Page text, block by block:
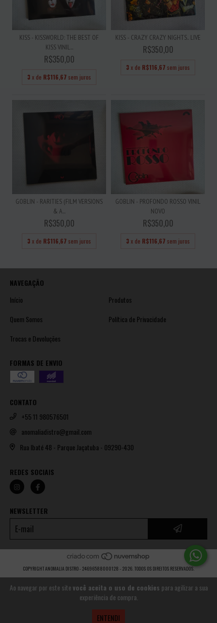
Ao navegar por este sitevocê aceita o uso de cookies para agilizar a sua
experiência de compra.
ENTENDI
KISS - KISSWORLD: THE BEST OF
KISS VINIL...
R$350,00
3 x de R$116,67 sem juros
KISS - CRAZY CRAZY NIGHTS.. LIVE
R$350,00
3 x de R$116,67 sem juros
GOBLIN - RARITIES (FILM VERSIONS
& A...
R$350,00
3 x de R$116,67 sem juros
GOBLIN - PROFONDO ROSSO VINIL
NOVO
R$350,00
3 x de R$116,67 sem juros
NAVEGAÇÃO
Início
Produtos
Quem Somos
Política de Privacidade
Trocas e Devoluções
FORMAS DE ENVIO
CONTATO
+55 11 980576501
anomaliadistro@gmail.com
Rua Ibaté 48 - Parque Jaçatuba - 09290-430
REDES SOCIAIS
NEWSLETTER
COPYRIGHT ANOMALIA DISTRO - 24696588000128 - 2026. TODOS OS DIREITOS RESERVADOS.